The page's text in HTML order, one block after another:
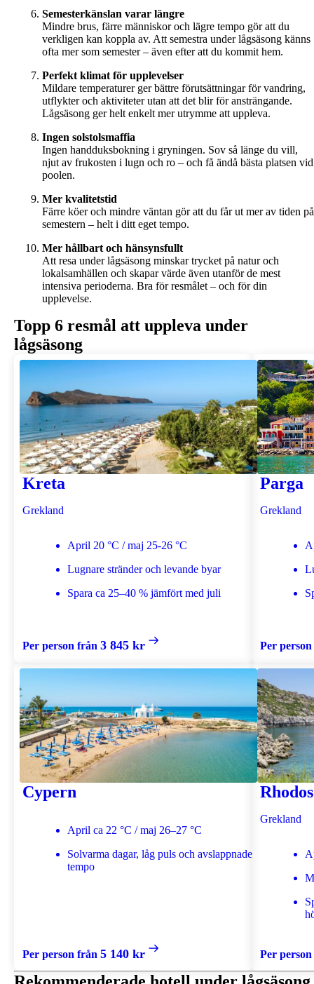
Semesterkänslan varar längre
Mindre brus, färre människor och lägre tempo gör att du
verkligen kan koppla av. Att semestra under lågsäsong känns
ofta mer som semester – även efter att du kommit hem.
Perfekt klimat för upplevelser
Mildare temperaturer ger bättre förutsättningar för vandring,
utflykter och aktiviteter utan att det blir för ansträngande.
Lågsäsong ger helt enkelt mer utrymme att uppleva.
Ingen solstolsmaffia
Ingen handduksbokning i gryningen. Sov så länge du vill,
njut av frukosten i lugn och ro – och få ändå bästa platsen vid
poolen.
Mer kvalitetstid
Färre köer och mindre väntan gör att du får ut mer av tiden på
semestern – helt i ditt eget tempo.
Mer hållbart och hänsynsfullt
Att resa under lågsäsong minskar trycket på natur och
lokalsamhällen och skapar värde även utanför de mest
intensiva perioderna. Bra för resmålet – och för din
upplevelse.
Topp 6 resmål att uppleva under
lågsäsong
Kreta
Grekland
April 20 °C / maj 25-26 °C
Lugnare stränder och levande byar
Spara ca 25–40 % jämfört med juli
Per person från 3 845 kr
Parga
Grekland
Per
Cypern
April ca 22 °C / maj 26–27 °C
Solvarma dagar, låg puls och avslappnade
tempo
Per person från 5 140 kr
Rhodos
Grekland
Per